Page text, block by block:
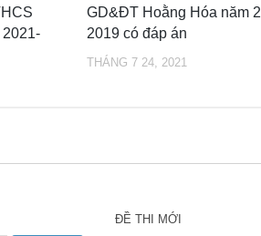
GD&ĐT Hoằng Hóa năm
2019 có đáp án
THÁNG 7 24, 2021
ĐỀ THI MỚI